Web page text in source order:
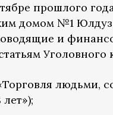
прошлого
домом №1
и
Уголовного